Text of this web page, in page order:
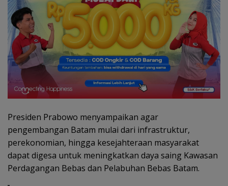
Presiden Prabowo menyampaikan agar
pengembangan Batam mulai dari infrastruktur,
perekonomian, hingga kesejahteraan masyarakat
dapat digesa untuk meningkatkan daya saing Kawasan
Perdagangan Bebas dan Pelabuhan Bebas Batam.